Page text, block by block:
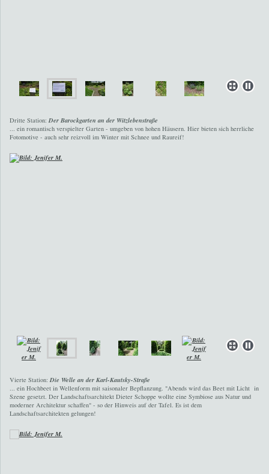
Dritte Station: Der Barockgarten an der Witzlebenstraße
... ein romantisch verspielter Garten - umgeben von hohen Häusern. Hier bieten sich herrliche
Fotomotive - auch sehr reizvoll im Winter mit Schnee und Raureif!
Vierte Station: Die Welle an der Karl-Kautsky-Straße
... ein Hochbeet in Wellenform mit saisonaler Bepflanzung. "Abends wird das Beet mit Licht in
Szene gesetzt. Der Landschaftsarchitekt Dieter Schoppe wollte eine Symbiose aus Natur und
moderner Architektur schaffen" - so der Hinweis auf der Tafel. Es ist dem
Landschaftsarchitekten gelungen!